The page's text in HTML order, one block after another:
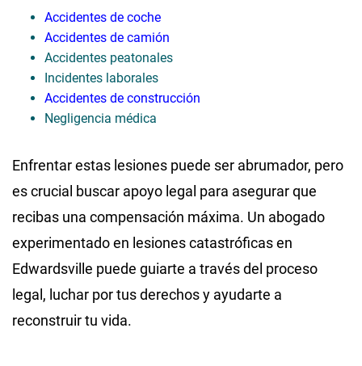
Accidentes de coche
Accidentes de camión
Accidentes peatonales
Incidentes laborales
Accidentes de construcción
Negligencia médica
Enfrentar estas lesiones puede ser abrumador, pero
es crucial buscar apoyo legal para asegurar que
recibas una compensación máxima. Un abogado
experimentado en lesiones catastróficas en
Edwardsville puede guiarte a través del proceso
legal, luchar por tus derechos y ayudarte a
reconstruir tu vida.